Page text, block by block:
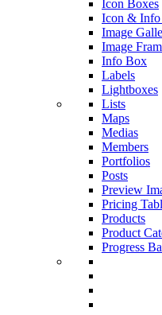
Icon Boxes
Icon &
Image
Image
Info Box
Labels
Lightboxes
Lists
Maps
Medias
Members
Portfolios
Posts
Preview
Pricing
Products
Product
Progress